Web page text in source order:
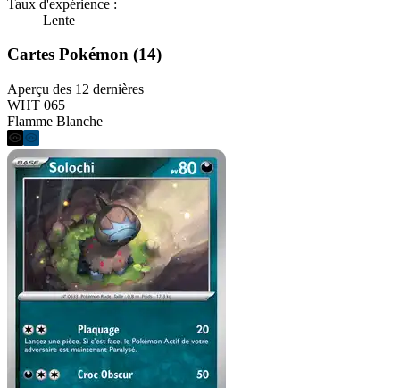
Taux d'expérience :
Lente
Cartes Pokémon (14)
Aperçu des 12 dernières
WHT 065
Flamme Blanche